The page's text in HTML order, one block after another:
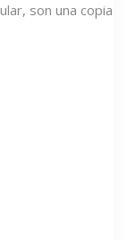
son una copia